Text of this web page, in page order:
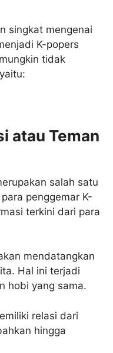
singkat mengenai
K-popers
tidak
atau Teman
salah satu
penggemar K-
terkini dari para
mendatangkan
Hal ini terjadi
hobi yang sama.
relasi dari
hingga